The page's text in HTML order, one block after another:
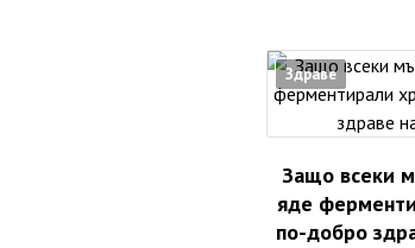
Здраве
Защо всеки
яде
по-добро